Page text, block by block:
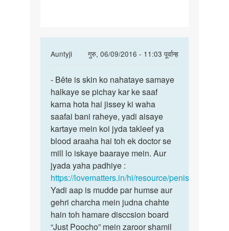
Auntyji
गुरु, 06/09/2016 - 11:03 पूर्वान्ह
In
to
mere
ling
ki
chamdi
thoda
sa
by
Sonu
sing
-
Bête
is
skin
ko
nahataye
- Bête is skin ko nahataye samaye
halkaye se pichay kar ke saaf
karna hota hai jissey ki waha
saafai bani raheye, yadi aisaye
kartaye mein koi jyda takleef ya
blood araaha hai toh ek doctor se
mill lo iskaye baaraye mein. Aur
jyada yaha padhiye :
https://lovematters.in/hi/resource/penis
Yadi aap is mudde par humse aur
gehri charcha mein judna chahte
hain toh hamare disccsion board
“Just Poocho” mein zaroor shamil